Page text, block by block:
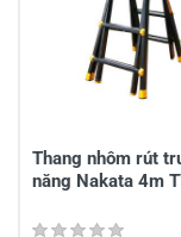
Thang nhôm rút
năng Nakata 4m